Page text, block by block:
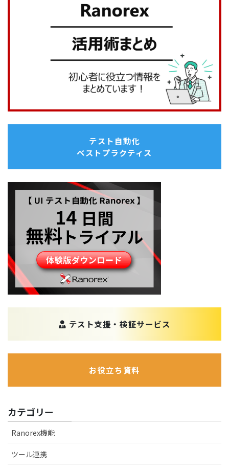
テスト自動化
ベストプラクティス
テスト支援・検証サービス
お役立ち資料
カテゴリー
Ranorex機能
ツール連携